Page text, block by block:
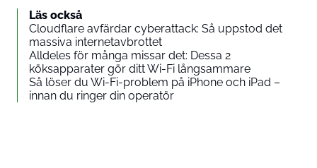
Läs också
Cloudflare avfärdar cyberattack: Så uppstod det
massiva internetavbrottet
Alldeles för många missar det: Dessa 2
köksapparater gör ditt Wi-Fi långsammare
Så löser du Wi-Fi-problem på iPhone och iPad –
innan du ringer din operatör